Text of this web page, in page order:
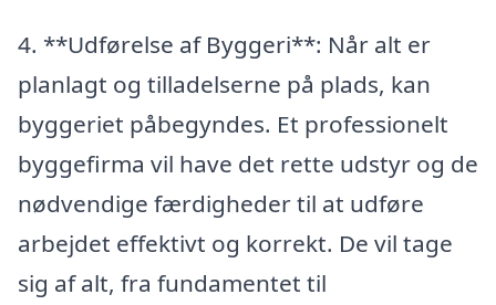
4. **Udførelse af Byggeri**: Når alt er
planlagt og tilladelserne på plads, kan
byggeriet påbegyndes. Et professionelt
byggefirma vil have det rette udstyr og de
nødvendige færdigheder til at udføre
arbejdet effektivt og korrekt. De vil tage
sig af alt, fra fundamentet til